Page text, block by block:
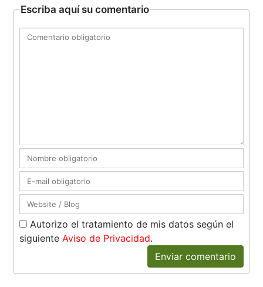
Escriba aquí su comentario
Autorizo el tratamiento de mis datos según el
siguienteAviso de Privacidad.
Enviar comentario